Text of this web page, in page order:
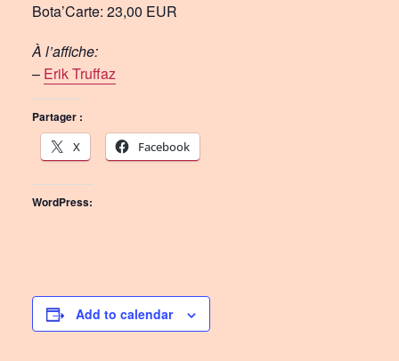
Bota’Carte: 23,00 EUR
À l’affiche:
– Erik Truffaz
Partager :
X
Facebook
WordPress:
Add to calendar